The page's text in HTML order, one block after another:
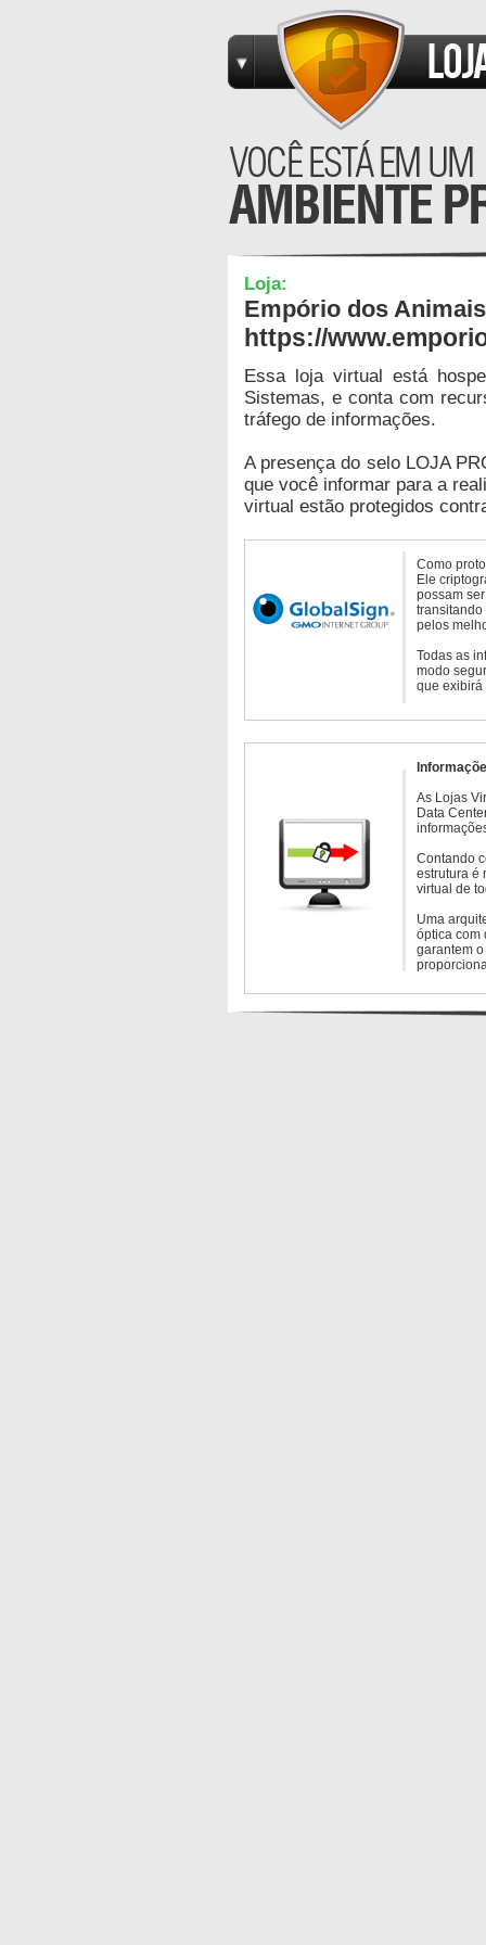
Loja:
Empório dos Animais
https://
Essa loja virtual está
Sistemas, e conta com
tráfego de informações.
A presença do selo LOJA
que você informar para a
virtual estão protegidos
Como
Ele
possam
transitando
pelos
Todas as
modo
que exibirá
As Lojas
Data
Contando
estrutura é
virtual de
Uma
óptica com
garantem